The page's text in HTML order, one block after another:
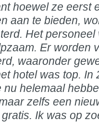
hoewel ze eerst
aan te bieden,
Het personeel
Er worden
waaronder
hotel was top. In
helemaal
zelfs een
Ik was op